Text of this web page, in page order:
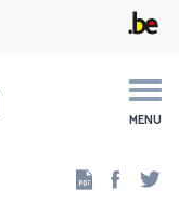
MENU